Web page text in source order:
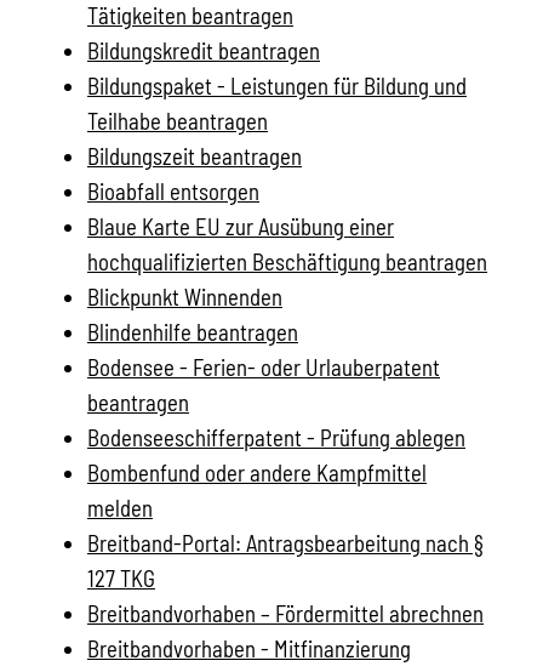
Tätigkeiten beantragen
Bildungskredit beantragen
Bildungspaket - Leistungen für Bildung und
Teilhabe beantragen
Bildungszeit beantragen
Bioabfall entsorgen
Blaue Karte EU zur Ausübung einer
hochqualifizierten Beschäftigung beantragen
Blickpunkt Winnenden
Blindenhilfe beantragen
Bodensee - Ferien- oder Urlauberpatent
beantragen
Bodenseeschifferpatent - Prüfung ablegen
Bombenfund oder andere Kampfmittel
melden
Breitband-Portal: Antragsbearbeitung nach §
127 TKG
Breitbandvorhaben – Fördermittel abrechnen
Breitbandvorhaben - Mitfinanzierung